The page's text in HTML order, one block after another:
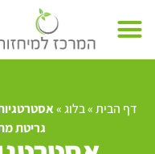
דף הבית»בלוג»
גריטת